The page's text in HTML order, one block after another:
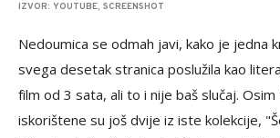
IZVOR: YOUTUBE, SCREENSHOT
Nedoumica se odmah javi, kako je jedna
svega desetak stranica poslužila kao
film od 3 sata, ali to i nije baš slučaj.
iskorištene su još dvije iz iste kolekcije,